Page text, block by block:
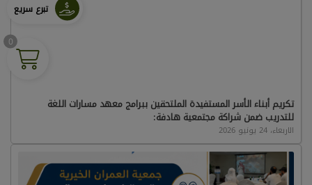
تكريم أبناء الأسر المستفيدة الملتحقين ببرامج معهد مسارات اللغة
للتدريب ضمن شراكة مجتمعية هادفة:
الاربعاء، 24 يونيو 2026
تبرع سريع
0